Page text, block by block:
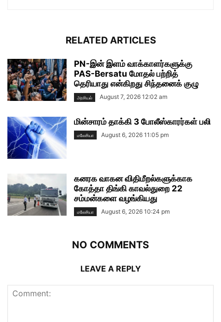
RELATED ARTICLES
PN-இன் இளம் வாக்காளர்களுக்கு
PAS-Bersatu மோதல் பற்றித்
தெரியாது என்கிறது சிந்தனைக் குழு
அரசியல் August 7, 2026 12:02 am
மின்சாரம் தாக்கி 3 போலீஸ்காரர்கள் பலி
மலேசியா August 6, 2026 11:05 pm
கனரக வாகன விதிமீறல்களுக்காக
கோத்தா திங்கி காவல்துறை 22
சம்மன்களை வழங்கியது
மலேசியா August 6, 2026 10:24 pm
NO COMMENTS
LEAVE A REPLY